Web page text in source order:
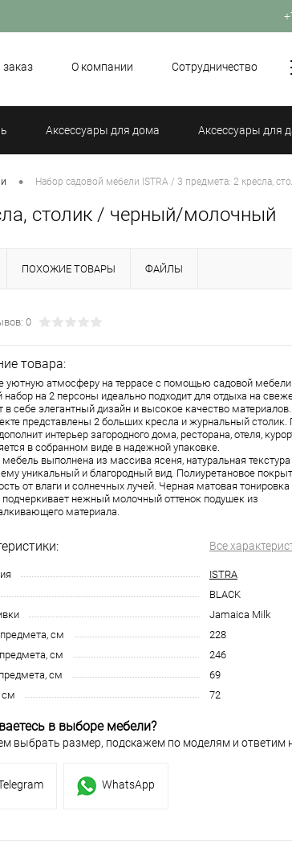
О компании Сотрудничество
Аксессуары для дома Аксессуары для
• Набор садовой мебели ISTRA / 3 предмета: 2 кресла,
столик / черный/молочный
ПОХОЖИЕ ТОВАРЫ ФАЙЛЫ
0
товара:
уютную атмосферу на террасе с помощью садовой мебели
на 2 персоны идеально подходит для отдыха на
в себе элегантный дизайн и высокое качество материалов.
представлены 2 больших кресла и журнальный
интерьер загородного дома, ресторана, отеля,
в собранном виде в надежной упаковке.
выполнена из массива ясеня, натуральная текстура
ему уникальный и благородный вид. Полиуретановое
от влаги и солнечных лучей. Черная матовая тонировка
подчеркивает нежный молочный оттенок подушек из
материала.
Все
ISTRA
BLACK
Jamaica Milk
см
228
см
246
см
69
см
72
в выборе мебели?
выбрать размер, подскажем по моделям и ответим
WhatsApp